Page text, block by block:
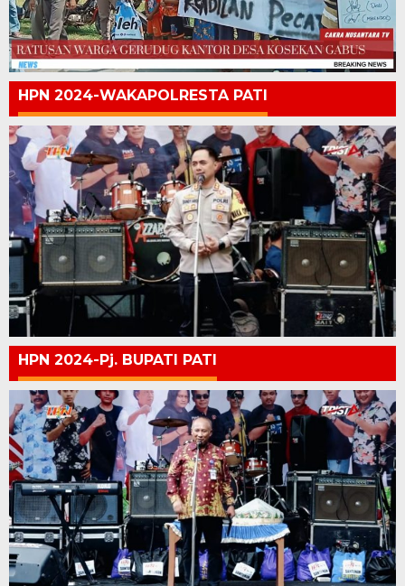
HPN 2024-WAKAPOLRESTA PATI
HPN 2024-Pj. BUPATI PATI